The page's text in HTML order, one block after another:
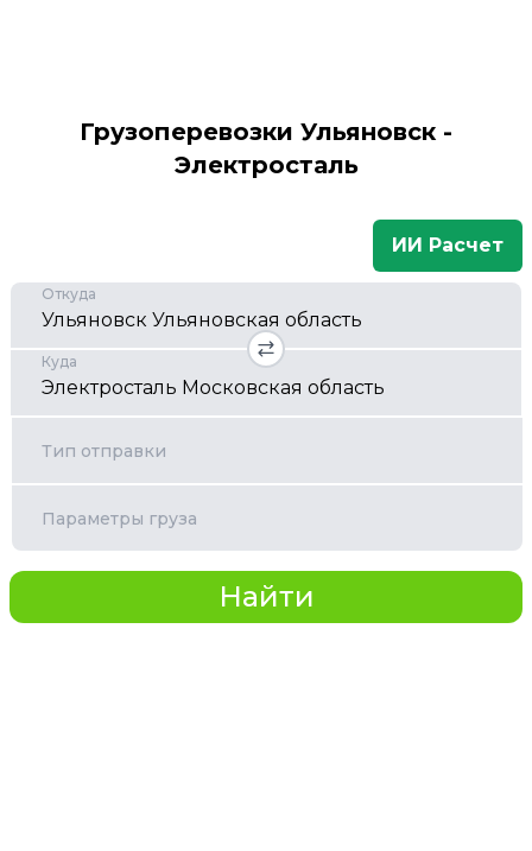
Грузоперевозки Ульяновск -
Электросталь
ИИ Расчет
Откуда
Куда
Тип отправки
Параметры груза
Найти